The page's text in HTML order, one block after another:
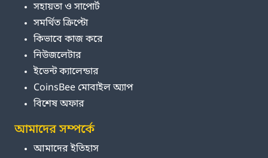
সহায়তা ও সাপোর্ট
সমর্থিত ক্রিপ্টো
কিভাবে কাজ করে
নিউজলেটার
ইভেন্ট ক্যালেন্ডার
CoinsBee মোবাইল অ্যাপ
বিশেষ অফার
আমাদের সম্পর্কে
আমাদের ইতিহাস